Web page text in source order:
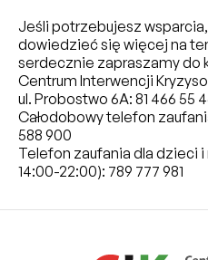
Jeśli potrzebujesz
dowiedzieć się więcej na
serdecznie zapraszamy do
Centrum Interwencji
ul. Probostwo 6A: 81 466 55
Całodobowy telefon
588 900
Telefon zaufania dla dzieci
14:00-22:00): 789 777 981